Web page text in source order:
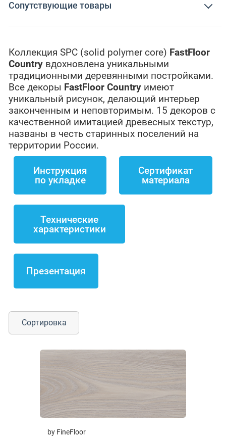
Сопутствующие товары
Коллекция SPC (solid polymer core) FastFloor
Country вдохновлена уникальными
традиционными деревянными постройками.
Все декоры FastFloor Country имеют
уникальный рисунок, делающий интерьер
законченным и неповторимым. 15 декоров с
качественной имитацией древесных текстур,
названы в честь старинных поселений на
территории России.
Инструкция
по укладке
Сертификат
материала
Технические
характеристики
Презентация
Сортировка
by FineFloor